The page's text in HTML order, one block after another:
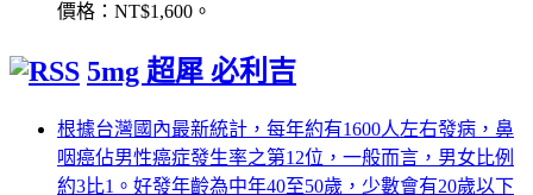
價格：NT$1,600。
5mg 超犀 必利吉
根據台灣國內最新統計，每年約有1600人左右發病，鼻
咽癌佔男性癌症發生率之第12位，一般而言，男女比例
約3比1。好發年齡為中年40至50歲，少數會有20歲以下